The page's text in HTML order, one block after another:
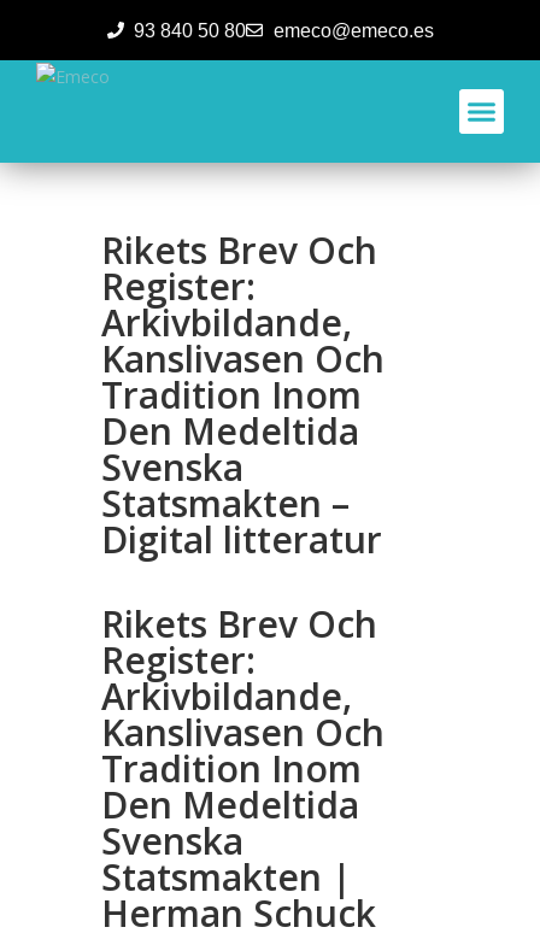
93 840 50 80 emeco@emeco.es
Rikets Brev Och
Register:
Arkivbildande,
Kanslivasen Och
Tradition Inom
Den Medeltida
Svenska
Statsmakten –
Digital litteratur
Rikets Brev Och
Register:
Arkivbildande,
Kanslivasen Och
Tradition Inom
Den Medeltida
Svenska
Statsmakten |
Herman Schuck